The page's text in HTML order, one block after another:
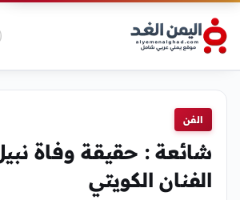
الفن
شائعة : حقيقة وفاة
الفنان الكويتي